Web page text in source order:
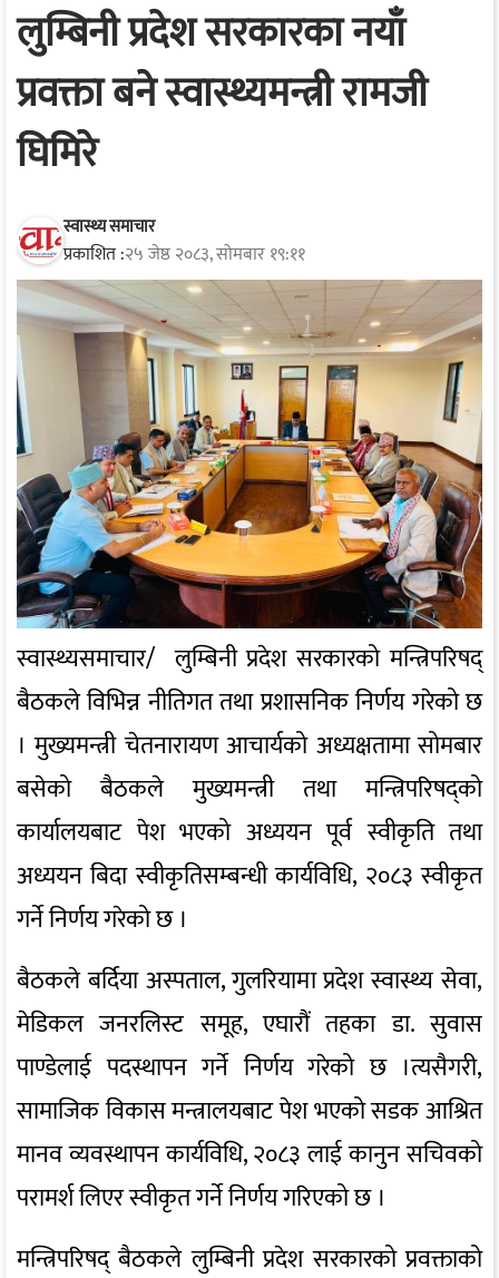
लुम्बिनी प्रदेश सरकारका नयाँ
प्रवक्ता बने स्वास्थ्यमन्त्री रामजी
घिमिरे
स्वास्थ्य समाचार
प्रकाशित :२५ जेष्ठ २०८३, सोमबार १९:११
स्वास्थ्यसमाचार/ लुम्बिनी प्रदेश सरकारको मन्त्रिपरिषद्
बैठकले विभिन्न नीतिगत तथा प्रशासनिक निर्णय गरेको छ
। मुख्यमन्त्री चेतनारायण आचार्यको अध्यक्षतामा सोमबार
बसेको बैठकले मुख्यमन्त्री तथा मन्त्रिपरिषद्को
कार्यालयबाट पेश भएको अध्ययन पूर्व स्वीकृति तथा
अध्ययन बिदा स्वीकृतिसम्बन्धी कार्यविधि, २०८३ स्वीकृत
गर्ने निर्णय गरेको छ ।
बैठकले बर्दिया अस्पताल, गुलरियामा प्रदेश स्वास्थ्य सेवा,
मेडिकल जनरलिस्ट समूह, एघारौं तहका डा. सुवास
पाण्डेलाई पदस्थापन गर्ने निर्णय गरेको छ ।त्यसैगरी,
सामाजिक विकास मन्त्रालयबाट पेश भएको सडक आश्रित
मानव व्यवस्थापन कार्यविधि, २०८३ लाई कानुन सचिवको
परामर्श लिएर स्वीकृत गर्ने निर्णय गरिएको छ ।
मन्त्रिपरिषद् बैठकले लुम्बिनी प्रदेश सरकारको प्रवक्ताको